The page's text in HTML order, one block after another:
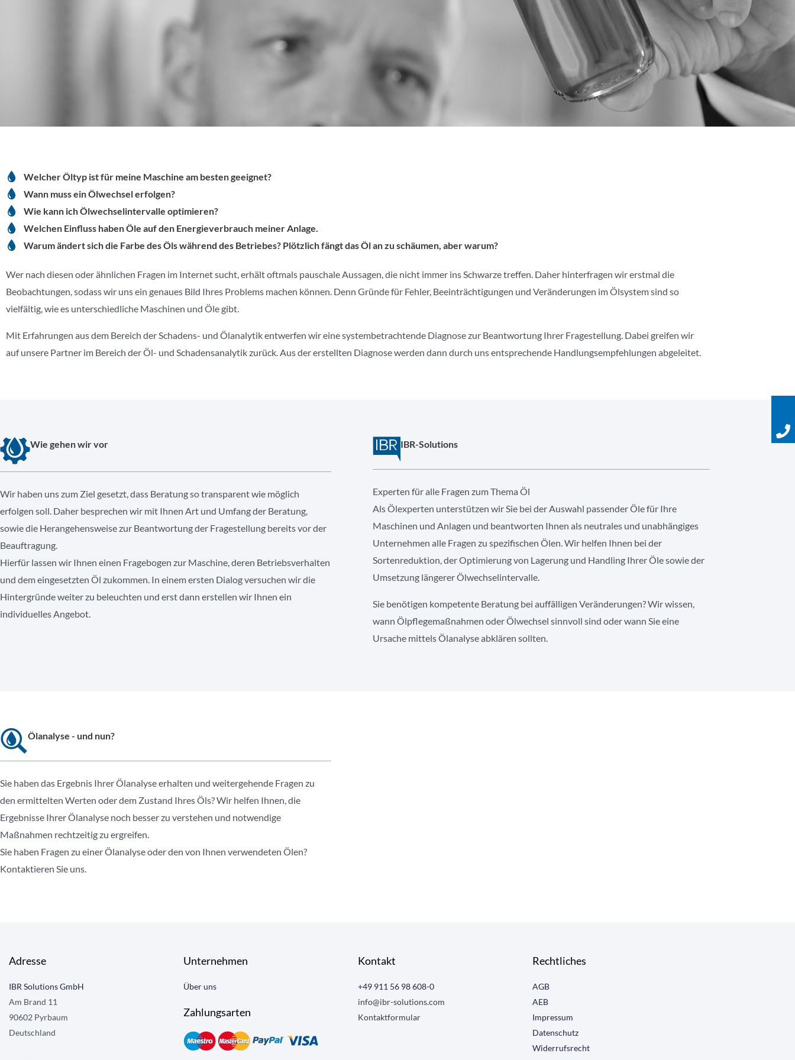
Welcher Öltyp ist für meine Maschine am besten geeignet?
Wann muss ein Ölwechsel erfolgen?
Wie kann ich Ölwechselintervalle optimieren?
Welchen Einfluss haben Öle auf den Energieverbrauch meiner Anlage.
Warum ändert sich die Farbe des Öls während des Betriebes? Plötzlich fängt das Öl an zu schäumen, aber warum?
Wer nach diesen oder ähnlichen Fragen im Internet sucht, erhält oftmals pauschale Aussagen, die nicht immer ins Schwarze treffen. Daher hinterfragen wir erstmal die
Beobachtungen, sodass wir uns ein genaues Bild Ihres Problems machen können. Denn Gründe für Fehler, Beeinträchtigungen und Veränderungen im Ölsystem sind so
vielfältig, wie es unterschiedliche Maschinen und Öle gibt.
Mit Erfahrungen aus dem Bereich der Schadens- und Ölanalytik entwerfen wir eine systembetrachtende Diagnose zur Beantwortung Ihrer Fragestellung. Dabei greifen wir
auf unsere Partner im Bereich der Öl- und Schadensanalytik zurück. Aus der erstellten Diagnose werden dann durch uns entsprechende Handlungsempfehlungen abgeleitet.
Wie gehen wir vor
Wir haben uns zum Ziel gesetzt, dass Beratung so transparent wie möglich
erfolgen soll. Daher besprechen wir mit Ihnen Art und Umfang der Beratung,
sowie die Herangehensweise zur Beantwortung der Fragestellung bereits vor der
Beauftragung.
Hierfür lassen wir Ihnen einen Fragebogen zur Maschine, deren Betriebsverhalten
und dem eingesetzten Öl zukommen. In einem ersten Dialog versuchen wir die
Hintergründe weiter zu beleuchten und erst dann erstellen wir Ihnen ein
individuelles Angebot.
IBR-Solutions
Experten für alle Fragen zum Thema Öl
Als Ölexperten unterstützen wir Sie bei der Auswahl passender Öle für Ihre
Maschinen und Anlagen und beantworten Ihnen als neutrales und unabhängiges
Unternehmen alle Fragen zu spezifischen Ölen. Wir helfen Ihnen bei der
Sortenreduktion, der Optimierung von Lagerung und Handling Ihrer Öle sowie der
Umsetzung längerer Ölwechselintervalle.
Sie benötigen kompetente Beratung bei auffälligen Veränderungen? Wir wissen,
wann Ölpflegemaßnahmen oder Ölwechsel sinnvoll sind oder wann Sie eine
Ursache mittels Ölanalyse abklären sollten.
Ölanalyse - und nun?
Sie haben das Ergebnis Ihrer Ölanalyse erhalten und weitergehende Fragen zu
den ermittelten Werten oder dem Zustand Ihres Öls? Wir helfen Ihnen, die
Ergebnisse Ihrer Ölanalyse noch besser zu verstehen und notwendige
Maßnahmen rechtzeitig zu ergreifen.
Sie haben Fragen zu einer Ölanalyse oder den von Ihnen verwendeten Ölen?
Kontaktieren Sie uns.
Adresse
IBR Solutions GmbH
Am Brand 11
90602 Pyrbaum
Deutschland
Unternehmen
Über uns
Zahlungsarten
Kontakt
+49 911 56 98 608-0
info@ibr-solutions.com
Kontaktformular
Rechtliches
AGB
AEB
Impressum
Datenschutz
Widerrufsrecht